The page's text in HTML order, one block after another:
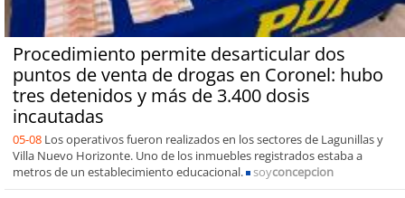
Procedimiento permite desarticular dos
puntos de venta de drogas en Coronel: hubo
tres detenidos y más de 3.400 dosis
incautadas
05-08 Los operativos fueron realizados en los sectores de Lagunillas y
Villa Nuevo Horizonte. Uno de los inmuebles registrados estaba a
metros de un establecimiento educacional.
soyconcepcion